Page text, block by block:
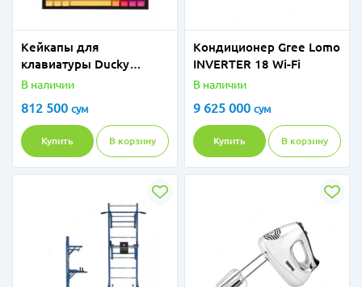
Кейкапы для
клавиатуры Ducky
Afterglow SA DKSA108-
108-Key
В наличии
812 500 сум
Купить В корзину
Кондиционер Gree Lomo
INVERTER 18 Wi-Fi
В наличии
9 625 000 сум
Купить В корзину